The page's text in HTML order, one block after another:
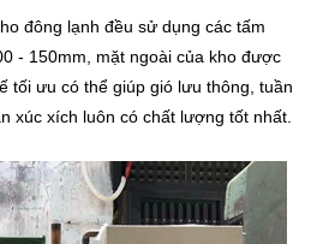
đông lạnh đều sử dụng các tấm
- 150mm, mặt ngoài của kho được
tối ưu có thể giúp gió lưu thông, tuần
xúc xích luôn có chất lượng tốt nhất.